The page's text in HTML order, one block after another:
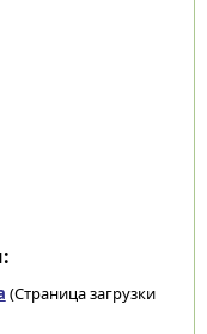
(Страница загрузки